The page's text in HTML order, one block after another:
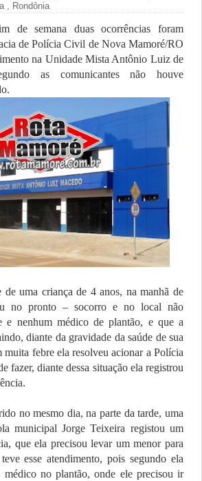
, Rondônia
de semana duas ocorrências foram
de Polícia Civil de Nova Mamoré/RO
na Unidade Mista Antônio Luiz de
as comunicantes não houve
de uma criança de 4 anos, na manhã de
no pronto – socorro e no local não
e nenhum médico de plantão, e que a
diante da gravidade da saúde de sua
muita febre ela resolveu acionar a Polícia
fazer, diante dessa situação ela registrou
no mesmo dia, na parte da tarde, uma
municipal Jorge Teixeira registou um
que ela precisou levar um menor para
esse atendimento, pois segundo ela
no plantão, onde ele precisou ir